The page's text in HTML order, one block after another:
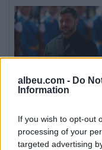
albeu.com - Do
Information
If you wish to opt-out
processing of your
targeted advertising